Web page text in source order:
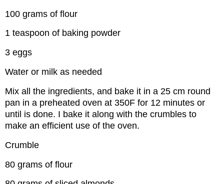
100 grams of flour
1 teaspoon of baking powder
3 eggs
Water or milk as needed
Mix all the ingredients, and bake it in a 25 cm round
pan in a preheated oven at 350F for 12 minutes or
until is done. I bake it along with the crumbles to
make an efficient use of the oven.
Crumble
80 grams of flour